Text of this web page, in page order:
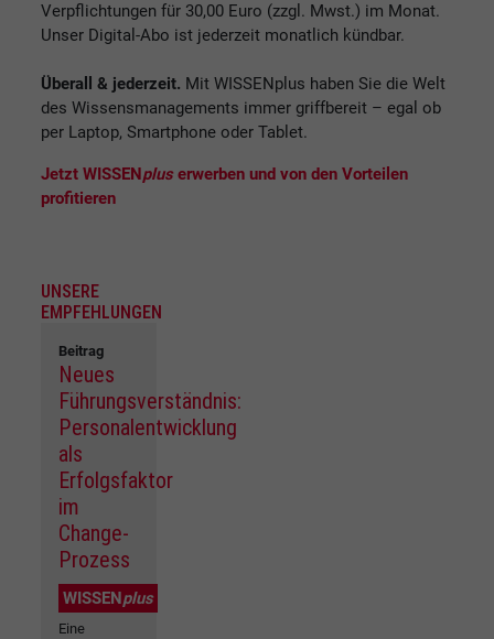
Verpflichtungen für 30,00 Euro (zzgl. Mwst.) im Monat.
Unser Digital-Abo ist jederzeit monatlich kündbar.
Überall & jederzeit. Mit WISSENplus haben Sie die Welt
des Wissensmanagements immer griffbereit – egal ob
per Laptop, Smartphone oder Tablet.
Jetzt WISSEN plus erwerben und von den Vorteilen
profitieren
UNSERE
EMPFEHLUNGEN
Beitrag
Neues
Führungsverständnis:
Personalentwicklung
als
Erfolgsfaktor
im
Change-
Prozess
WISSEN plus
Eine